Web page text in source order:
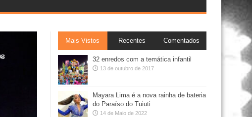
Mais Vistos Recentes Comentados
32 enredos com a temática infantil
13 de outubro de 2017
Mayara Lima é a nova rainha de bateria
do Paraíso do Tuiuti
14 de Maio de 2022